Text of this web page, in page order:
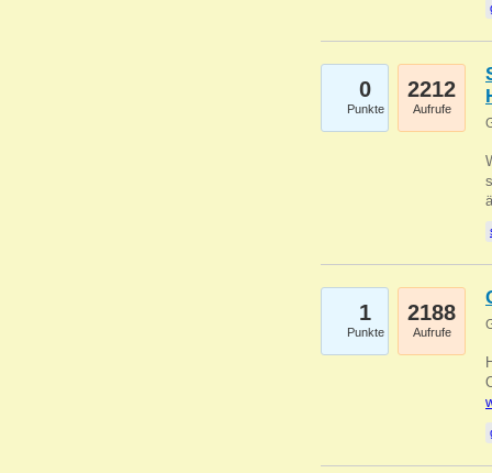
0
Punkte
2212
Aufrufe
1
Punkte
2188
Aufrufe